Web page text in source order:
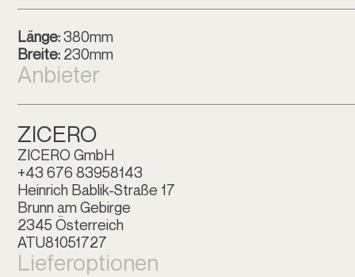
Länge:380mm
Breite: 230mm
Anbieter
ZICERO
ZICERO GmbH
+43 676 83958143
Heinrich Bablik-Straße 17
Brunn am Gebirge
2345 Österreich
ATU81051727
Lieferoptionen